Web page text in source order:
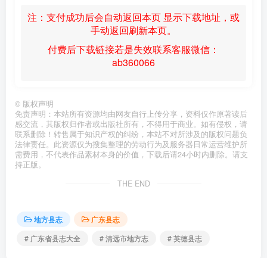
注：支付成功后会自动返回本页 显示下载地址，或
手动返回刷新本页。
付费后下载链接若是失效联系客服微信：
ab360066
© 版权声明
免责声明：本站所有资源均由网友自行上传分享，资料仅作原著读后
感交流，其版权归作者或出版社所有，不得用于商业。如有侵权，请
联系删除！转售属于知识产权的纠纷，本站不对所涉及的版权问题负
法律责任。此资源仅为搜集整理的劳动行为及服务器日常运营维护所
需费用，不代表作品素材本身的价值，下载后请24小时内删除。请支
持正版。
THE END
地方县志
广东县志
# 广东省县志大全
# 清远市地方志 # 英德县志